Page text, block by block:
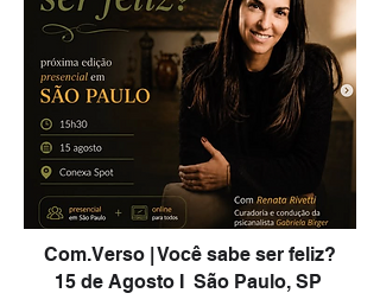
Com.Verso | Você sabe ser feliz?
15 de Agosto I São Paulo, SP